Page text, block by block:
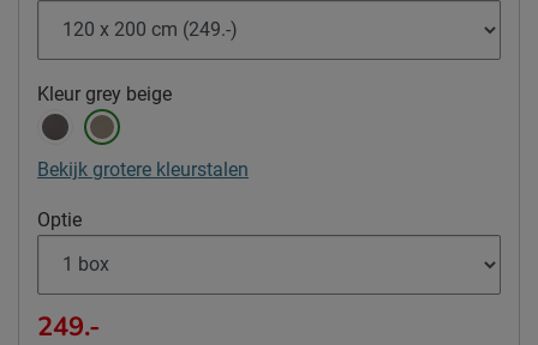
Kleur grey beige
Bekijk grotere kleurstalen
Optie
249.-